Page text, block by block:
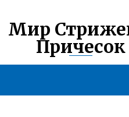
Мир
Причесок